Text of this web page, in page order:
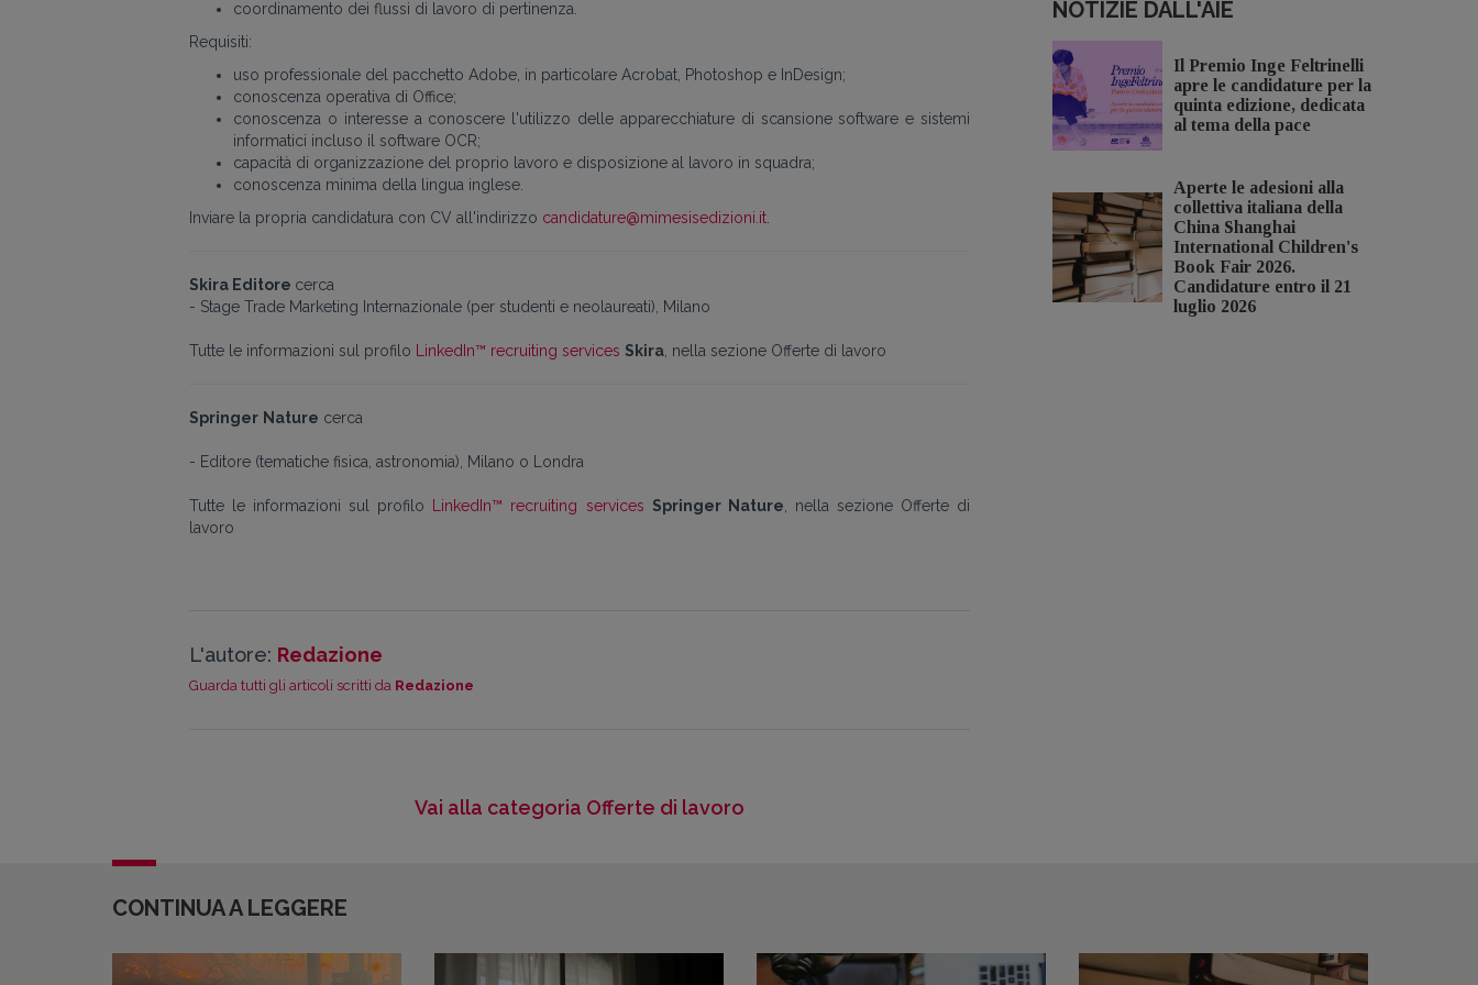
coordinamento dei flussi di lavoro di pertinenza.
Requisiti:
uso professionale del pacchetto Adobe, in particolare Acrobat, Photoshop e InDesign;
conoscenza operativa di Office;
conoscenza o interesse a conoscere l'utilizzo delle apparecchiature di scansione software e sistemi
informatici incluso il software OCR;
capacità di organizzazione del proprio lavoro e disposizione al lavoro in squadra;
conoscenza minima della lingua inglese.
Inviare la propria candidatura con CV all'indirizzo candidature@mimesisedizioni.it
Skira Editore cerca
- Stage Trade Marketing Internazionale (per studenti e neolaureati), Milano
Tutte le informazioni sul profilo LinkedIn™ recruiting services Skira , nella sezione Offerte di lavoro
Springer Nature cerca
- Editore (tematiche fisica, astronomia), Milano o Londra
Tutte le informazioni sul profilo LinkedIn™ recruiting services Springer Nature , nella sezione Offerte di
lavoro
L'autore: Redazione
Guarda tutti gli articoli scritti da Redazione
Vai alla categoria Offerte di lavoro
NOTIZIE DALL'AIE
Il Premio Inge Feltrinelli
apre le candidature per la
quinta edizione, dedicata
al tema della pace
Aperte le adesioni alla
collettiva italiana della
China Shanghai
International Children's
Book Fair 2026.
Candidature entro il 21
luglio 2026
CONTINUA A LEGGERE